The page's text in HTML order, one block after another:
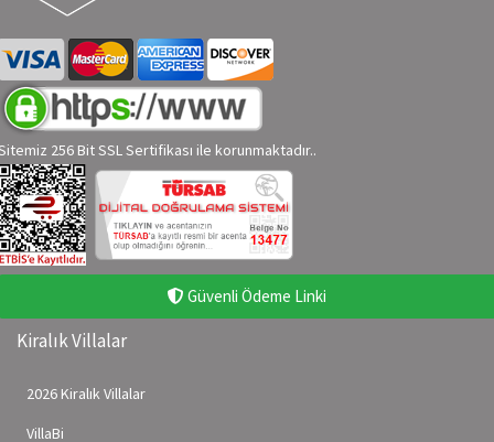
256 Bit SSL Sertifikası ile korunmaktadır..
Güvenli Ödeme Linki
Kiralık Villalar
2026 Kiralık Villalar
VillaBi